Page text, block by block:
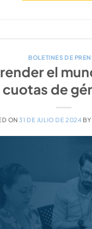
BOLETINES DE
el
cuotas de
ON31 DE JULIO DE 2024 BY